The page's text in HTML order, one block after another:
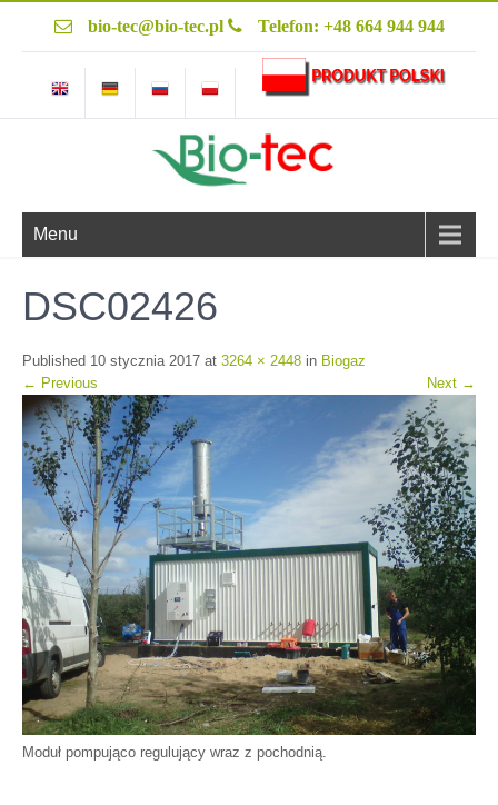
bio-tec@bio-tec.pl Telefon: +48 664 944 944
Menu
DSC02426
Published 10 stycznia 2017 at 3264 × 2448 in Biogaz
← Previous Next →
Moduł pompująco regulujący wraz z pochodnią.